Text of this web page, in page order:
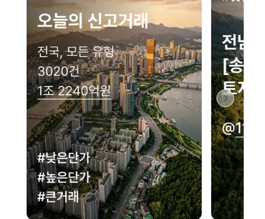
네이버 지도 연결 안내
현재 네이버 지도 연결이 원활하지 않아 지도를 불러올 수 없습니다.
이용에 불편을 드려 죄송합니다.
다시 시도